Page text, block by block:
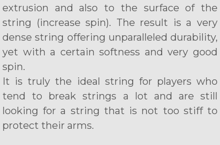
extrusion and also to the surface of the
string (increase spin). The result is a very
dense string offering unparalleled durability,
yet with a certain softness and very good
spin.
It is truly the ideal string for players who
tend to break strings a lot and are still
looking for a string that is not too stiff to
protect their arms.